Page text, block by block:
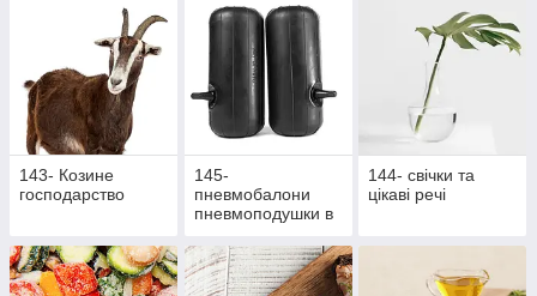
закупорщики
143- Козине
господарство
145-
пневмобалони
пневмоподушки в
144- свічки та
цікаві речі